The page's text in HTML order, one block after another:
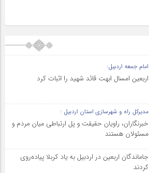
امام جمعه اردبیل:
اربعین امسال ابهت قائد شهید را اثبات کرد
مدیرکل راه و شهرسازی استان اردبیل :
خبرنگاران، راویان حقیقت و پل ارتباطی میان مردم و
مسئولان هستند
جاماندگان اربعین در اردبیل به یاد کربلا پیاده‌روی
کردند